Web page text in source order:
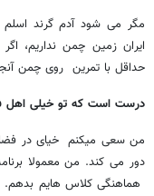
مگر می شود آدم گرند
ایران زمین چمن نداریم،
حداقل با تمرین روی چمن
درست است که تو خیلی اهل
من سعی میکنم خیای در فضای
دور می کند. من معمولا
هماهنگی کلاس هایم